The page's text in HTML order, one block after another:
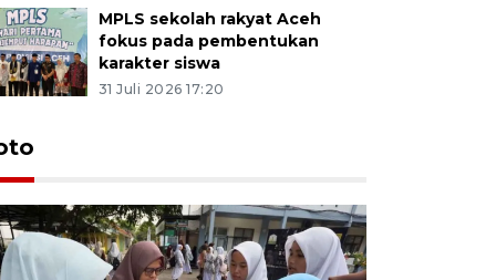
MPLS sekolah rakyat Aceh
fokus pada pembentukan
karakter siswa
31 Juli 2026 17:20